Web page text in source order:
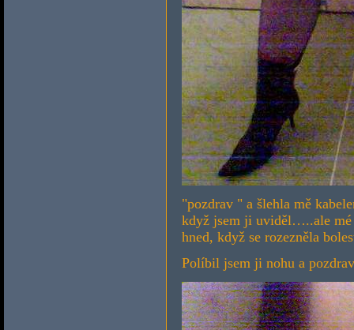
"pozdrav " a šlehla mě
když jsem ji uviděl…..ale mé
hned, když se rozezněla
Políbil jsem ji nohu a